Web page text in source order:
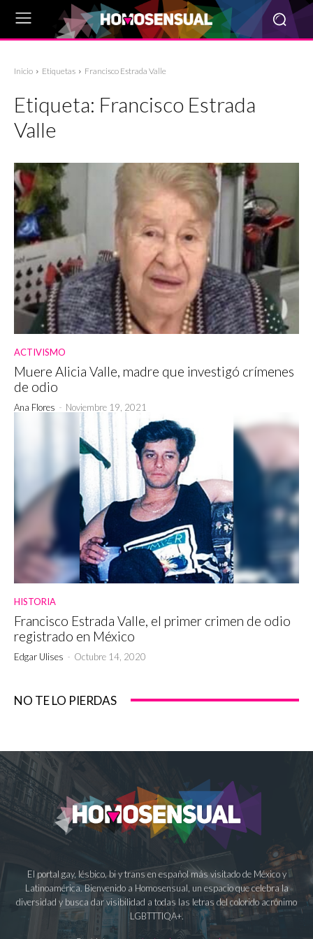
Inicio Etiquetas Francisco Estrada Valle
Etiqueta: Francisco Estrada
Valle
ACTIVISMO
Muere Alicia Valle, madre que investigó crímenes
de odio
Ana Flores - Noviembre 19, 2021
HISTORIA
Francisco Estrada Valle, el primer crimen de odio
registrado en México
Edgar Ulises - Octubre 14, 2020
NO TE LO PIERDAS
El portal gay, lésbico, bi y trans en español más visitado de México y
Latinoamérica. Bienvenido a Homosensual, un espacio que celebra la
diversidad y busca dar visibilidad a todas las letras del colorido acrónimo
LGBTTTIQA+.